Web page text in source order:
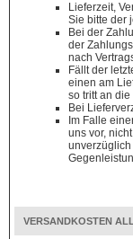
Lieferzeit,
Sie bitte der
Bei der
der
nach
Fällt der
einen am
so tritt an
Bei
Im Falle
uns vor,
VERSANDKOSTEN